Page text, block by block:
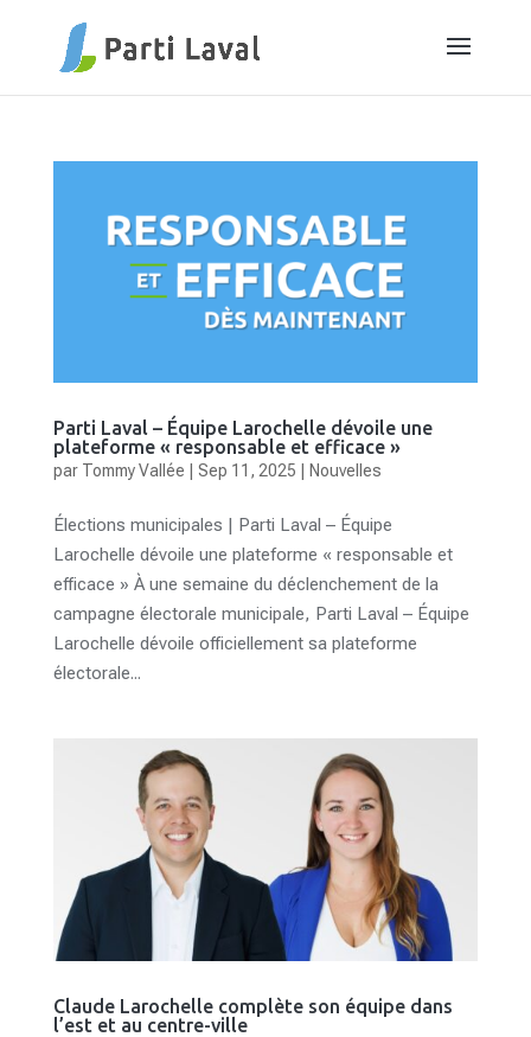
Parti Laval – Équipe Larochelle dévoile une
plateforme « responsable et efficace »
par Tommy Vallée Sep 11, 2025 Nouvelles
Élections municipales | Parti Laval – Équipe
Larochelle dévoile une plateforme « responsable et
efficace » À une semaine du déclenchement de la
campagne électorale municipale, Parti Laval – Équipe
Larochelle dévoile officiellement sa plateforme
électorale...
Claude Larochelle complète son équipe dans
l’est et au centre-ville